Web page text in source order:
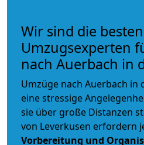
Wir sind die besten
Umzugsexperten
nach Auerbach in
Umzüge nach Auerbach in
eine stressige
sie über große Distanzen
von Leverkusen erfordern
Vorbereitung und